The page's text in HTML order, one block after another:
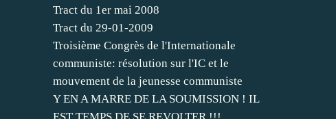
Tract du 1er mai 2008
Tract du 29-01-2009
Troisième Congrès de l'Internationale
communiste: résolution sur l'IC et le
mouvement de la jeunesse communiste
Y EN A MARRE DE LA SOUMISSION ! IL